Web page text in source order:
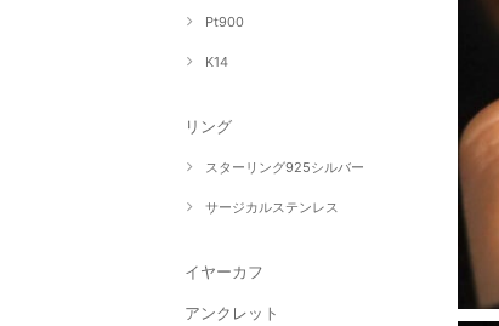
Pt900
K14
リング
スターリング925シルバー
サージカルステンレス
イヤーカフ
アンクレット